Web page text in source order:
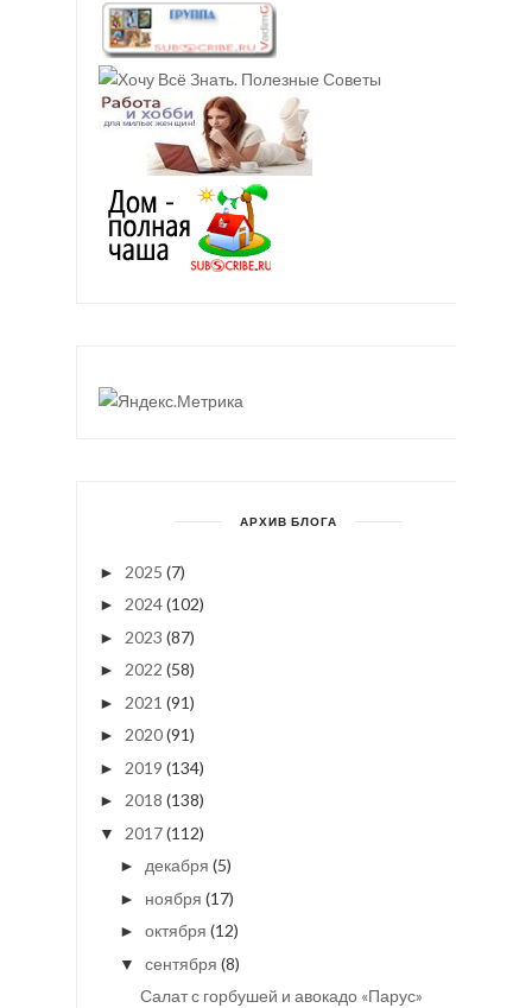
АРХИВ БЛОГА
► 2025 (7)
► 2024(102)
► 2023 (87)
► 2022 (58)
► 2021 (91)
► 2020(91)
► 2019 (134)
► 2018 (138)
▼ 2017(112)
► декабря (5)
► ноября (17)
► октября (12)
▼ сентября (8)
Салат с горбушей и авокадо «Парус»